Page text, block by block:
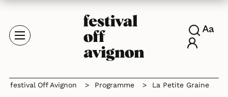
festival Off Avignon > Programme > La Petite Graine